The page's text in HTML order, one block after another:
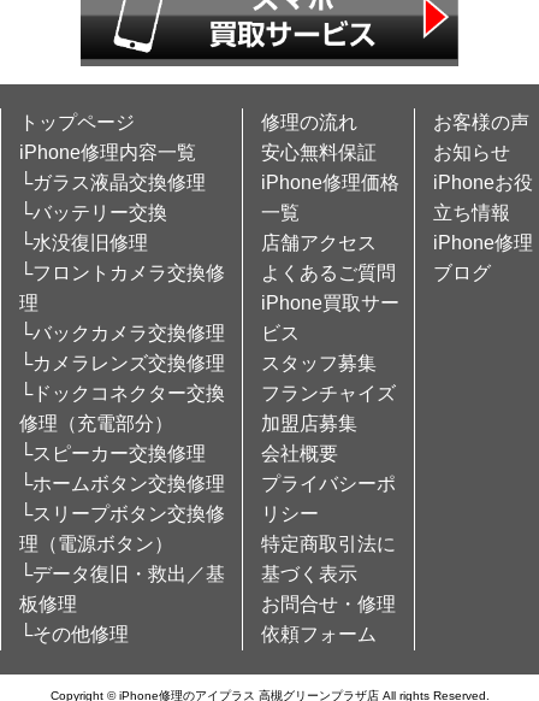
トップページ
iPhone修理内容一覧
└ガラス液晶交換修理
└バッテリー交換
└水没復旧修理
└フロントカメラ交換修
理
└バックカメラ交換修理
└カメラレンズ交換修理
└ドックコネクター交換
修理（充電部分）
└スピーカー交換修理
└ホームボタン交換修理
└スリープボタン交換修
理（電源ボタン）
└データ復旧・救出／基
板修理
└その他修理
修理の流れ
安心無料保証
iPhone修理価格
一覧
店舗アクセス
よくあるご質問
iPhone買取サー
ビス
スタッフ募集
フランチャイズ
加盟店募集
会社概要
プライバシーポ
リシー
特定商取引法に
基づく表示
お問合せ・修理
依頼フォーム
お客様の声
お知らせ
iPhoneお役
立ち情報
iPhone修理
ブログ
Copyright © iPhone修理のアイプラス 高槻グリーンプラザ店 All rights Reserved.